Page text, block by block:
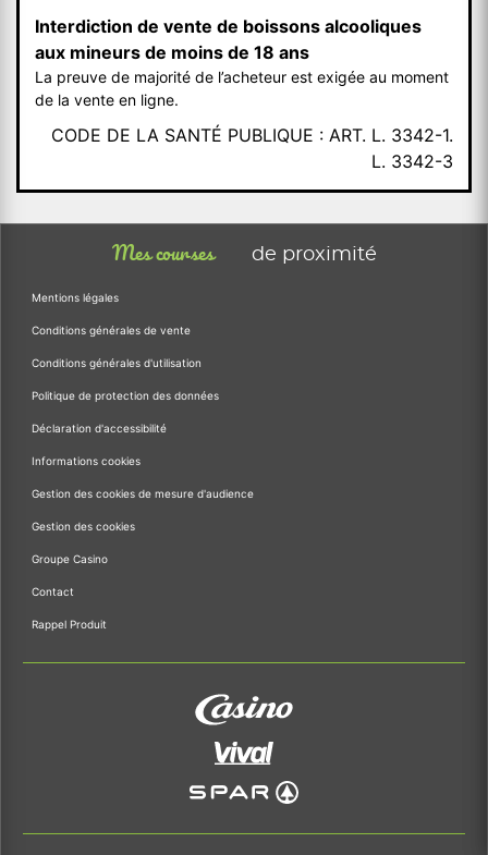
Interdiction de vente de boissons alcooliques
aux mineurs de moins de 18 ans
La preuve de majorité de l’acheteur est exigée au moment
de la vente en ligne.
CODE DE LA SANTÉ PUBLIQUE : ART. L. 3342-1.
L. 3342-3
Mes courses de proximité
Mentions légales
Conditions générales de vente
Conditions générales d'utilisation
Politique de protection des données
Déclaration d'accessibilité
Informations cookies
Gestion des cookies de mesure d'audience
Gestion des cookies
Groupe Casino
Contact
Rappel Produit